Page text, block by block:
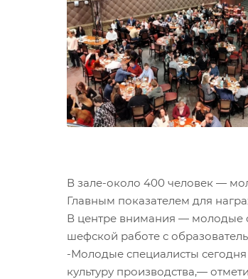
В зале-около 400 человек —
Главным показателем для
В центре внимания — молодые
шефской работе с
-Молодые специалисты
культуру производства,—